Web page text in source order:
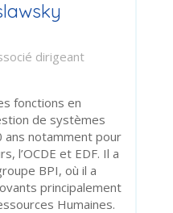
dirigeant
fonctions en
de systèmes
ans notamment pour
l’OCDE et EDF. Il a
BPI, où il a
principalement
Humaines.